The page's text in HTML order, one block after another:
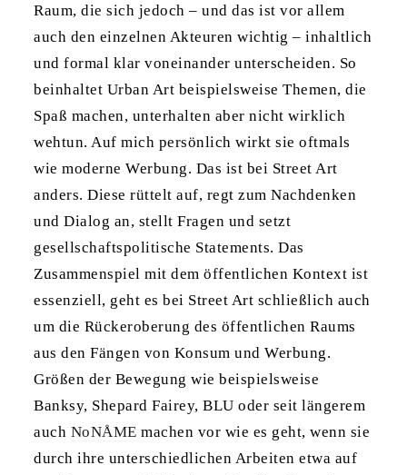
Raum, die sich jedoch – und das ist vor allem
auch den einzelnen Akteuren wichtig – inhaltlich
und formal klar voneinander unterscheiden. So
beinhaltet Urban Art beispielsweise Themen, die
Spaß machen, unterhalten aber nicht wirklich
wehtun. Auf mich persönlich wirkt sie oftmals
wie moderne Werbung. Das ist bei Street Art
anders. Diese rüttelt auf, regt zum Nachdenken
und Dialog an, stellt Fragen und setzt
gesellschaftspolitische Statements. Das
Zusammenspiel mit dem öffentlichen Kontext ist
essenziell, geht es bei Street Art schließlich auch
um die Rückeroberung des öffentlichen Raums
aus den Fängen von Konsum und Werbung.
Größen der Bewegung wie beispielsweise
Banksy, Shepard Fairey, BLU oder seit längerem
auch NoNÅME machen vor wie es geht, wenn sie
durch ihre unterschiedlichen Arbeiten etwa auf